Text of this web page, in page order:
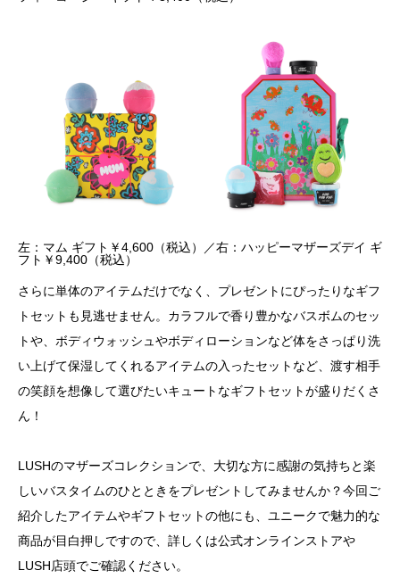
左：マム ギフト￥4,600（税込）／右：ハッピーマザーズデイ ギ
フト￥9,400（税込）
さらに単体のアイテムだけでなく、プレゼントにぴったりなギフ
トセットも見逃せません。カラフルで香り豊かなバスボムのセッ
トや、ボディウォッシュやボディローションなど体をさっぱり洗
い上げて保湿してくれるアイテムの入ったセットなど、渡す相手
の笑顔を想像して選びたいキュートなギフトセットが盛りだくさ
ん！
LUSHのマザーズコレクションで、大切な方に感謝の気持ちと楽
しいバスタイムのひとときをプレゼントしてみませんか？今回ご
紹介したアイテムやギフトセットの他にも、ユニークで魅力的な
商品が目白押しですので、詳しくは公式オンラインストアや
LUSH店頭でご確認ください。